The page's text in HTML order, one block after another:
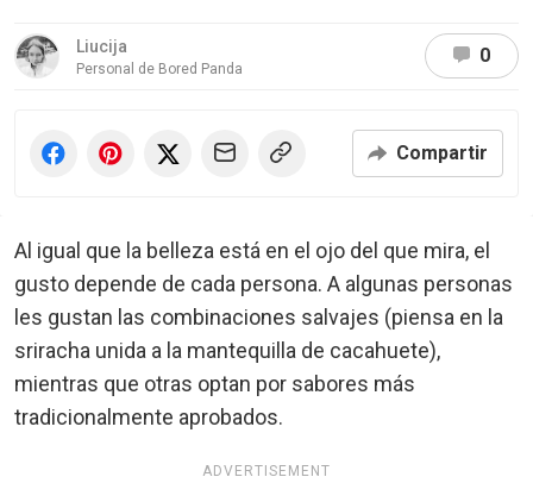
Liucija
Personal de Bored Panda
0
Compartir
Al igual que la belleza está en el ojo del que mira, el
gusto depende de cada persona. A algunas personas
les gustan las combinaciones salvajes (piensa en la
sriracha unida a la mantequilla de cacahuete),
mientras que otras optan por sabores más
tradicionalmente aprobados.
ADVERTISEMENT